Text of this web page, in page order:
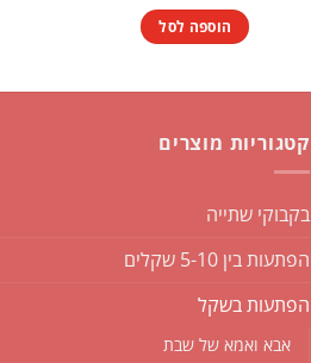
הוספה לסל
קטגוריות מוצרים
בקבוקי שתייה
הפתעות בין 5-10 שקלים
הפתעות בשקל
אבא ואמא של שבת